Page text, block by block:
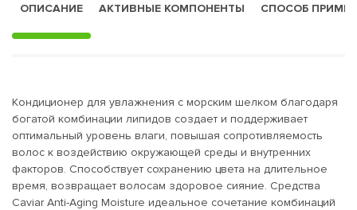
ОПИСАНИЕ
АКТИВНЫЕ КОМПОНЕНТЫ СПОСОБ
Кондиционер для увлажнения c морским шелком благодаря
богатой комбинации липидов создает и поддерживает
оптимальный уровень влаги, повышая сопротивляемость
волос к воздействию окружающей среды и внутренних
факторов. Способствует сохранению цвета на длительное
время, возвращает волосам здоровое сияние. Средства
Caviar Anti-Aging Moisture идеальное сочетание комбинаций